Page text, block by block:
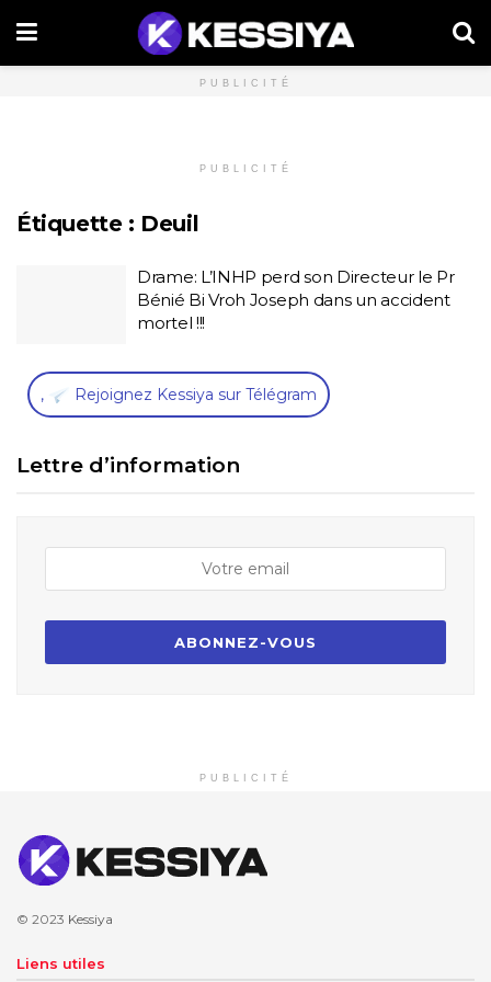
PUBLICITÉ
PUBLICITÉ
Étiquette : Deuil
Drame: L’INHP perd son Directeur le Pr
Bénié Bi Vroh Joseph dans un accident
mortel !!!
, Rejoignez Kessiya sur Télégram
Lettre d’information
PUBLICITÉ
© 2023 Kessiya
Liens utiles